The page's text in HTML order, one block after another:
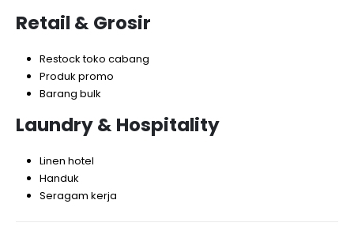
Retail & Grosir
Restock toko cabang
Produk promo
Barang bulk
Laundry & Hospitality
Linen hotel
Handuk
Seragam kerja